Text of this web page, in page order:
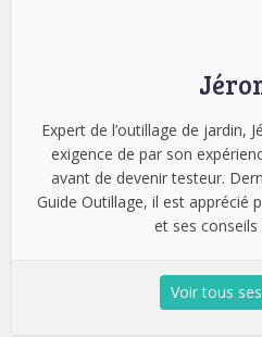
Expert de l’outillage de jardin,
exigence de par son
avant de devenir testeur.
Guide Outillage, il est apprécié
et ses conseils
Voir tous